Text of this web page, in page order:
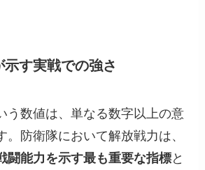
す実戦での強さ
う数値は、単なる数字以上の意
。防衛隊において解放戦力は、
闘能力を示す最も重要な指標と